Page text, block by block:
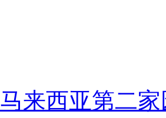
马来西亚第二家